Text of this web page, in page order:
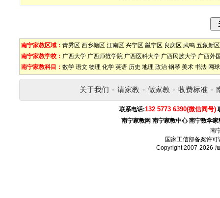
南宁家教区域： 靑秀区 西乡塘区 江南区 兴宁区 邕宁区 良庆区 武鸣 五象新区
南宁家教学校： 广西大学 广西师范学院 广西医科大学 广西民族大学 广西外
南宁家教科目： 数学 语文 物理 化学 英语 历史 地理 政治 钢琴 美术 书法 网球
关于我们 - 请家教 - 做家教 - 收费标准 -
联系电话:132 5773 6390(微信同号)
南宁家教网 南宁家教中心 南宁数学家
南
国家工信部备案许可
Copyright 2007-2026